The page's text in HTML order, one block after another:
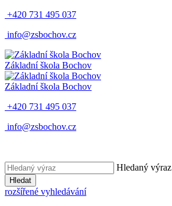
+420 731 495 037
info@zsbochov.cz
Základní škola Bochov
Základní škola Bochov
+420 731 495 037
info@zsbochov.cz
Hledaný výraz
Hledat
rozšířené vyhledávání